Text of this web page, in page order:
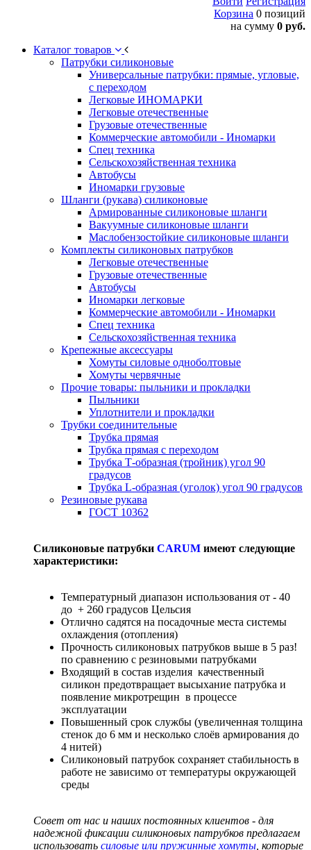
Корзина 0 позиций
на сумму 0 руб.
Каталог товаров
Патрубки силиконовые
Универсальные патрубки: прямые, угловые,
с переходом
Легковые ИНОМАРКИ
Легковые отечественные
Грузовые отечественные
Коммерческие автомобили - Иномарки
Спец техника
Сельскохозяйственная техника
Автобусы
Иномарки грузовые
Шланги (рукава) силиконовые
Армированные силиконовые шланги
Вакуумные силиконовые шланги
Маслобензостойкие силиконовые шланги
Комплекты силиконовых патрубков
Легковые отечественные
Грузовые отечественные
Автобусы
Иномарки легковые
Коммерческие автомобили - Иномарки
Спец техника
Сельскохозяйственная техника
Крепежные аксессуары
Хомуты силовые одноболтовые
Хомуты червячные
Прочие товары: пыльники и прокладки
Пыльники
Уплотнители и прокладки
Трубки соединительные
Трубка прямая
Трубка прямая с переходом
Трубка Т-образная (тройник) угол 90
градусов
Трубка L-образная (уголок) угол 90 градусов
Резиновые рукава
ГОСТ 10362
Силиконовые патрубки CARUM имеют следующие
характеристики:
Температурный диапазон использования от - 40
до + 260 градусов Цельсия
Отлично садятся на посадочные места системы
охлаждения (отопления)
Прочность силиконовых патрубков выше в 5 раз!
по сравнению с резиновыми патрубками
Входящий в состав изделия качественный
силикон предотвращает высыхание патрубка и
появление микротрещин в процессе
эксплуатации
Повышенный срок службы (увеличенная толщина
стенок до 6 мм и несколько слоёв армирования до
4 нитей)
Силиконовый патрубок сохраняет стабильность в
работе не зависимо от температуры окружающей
среды
Совет от нас и наших постоянных клиентов - для
надежной фиксации силиконовых патрубков предлагаем
использовать силовые или пружинные хомуты , которые